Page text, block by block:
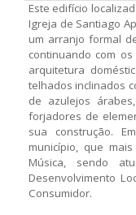
Este edifício
Igreja de Santiago
um arranjo formal
continuando com
arquitetura
telhados inclinados
de azulejos
forjadores de
sua construção.
município, que
Música, sendo
Desenvolvimento
Consumidor.